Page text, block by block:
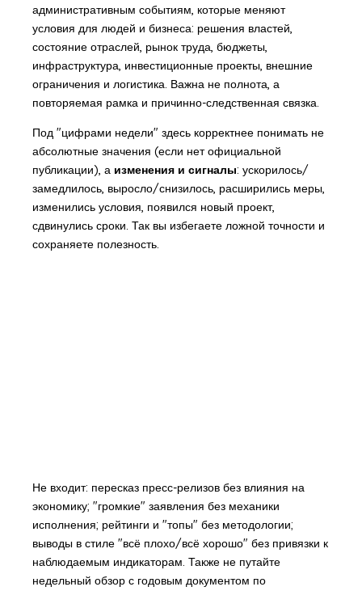
административным событиям, которые меняют
условия для людей и бизнеса: решения властей,
состояние отраслей, рынок труда, бюджеты,
инфраструктура, инвестиционные проекты, внешние
ограничения и логистика. Важна не полнота, а
повторяемая рамка и причинно-следственная связка.
Под "цифрами недели" здесь корректнее понимать не
абсолютные значения (если нет официальной
публикации), а изменения и сигналы: ускорилось/
замедлилось, выросло/снизилось, расширились меры,
изменились условия, появился новый проект,
сдвинулись сроки. Так вы избегаете ложной точности и
сохраняете полезность.
Не входит: пересказ пресс-релизов без влияния на
экономику; "громкие" заявления без механики
исполнения; рейтинги и "топы" без методологии;
выводы в стиле "всё плохо/всё хорошо" без привязки к
наблюдаемым индикаторам. Также не путайте
недельный обзор с годовым документом по